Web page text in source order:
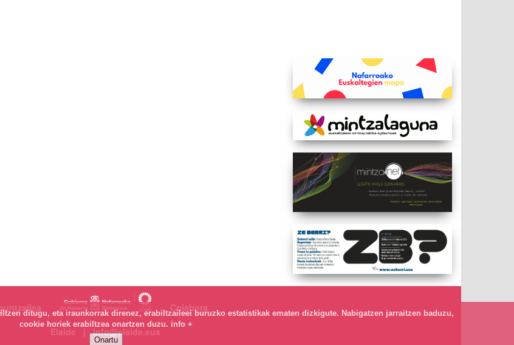
Colabora
Elaide | info@elaide.eus
ditugu, eta iraunkorrak direnez, erabiltzaileei buruzko estatistikak ematen dizkigute. Nabigatzen jarraitzen baduzu,
cookie horiek erabiltzea onartzen duzu. info +